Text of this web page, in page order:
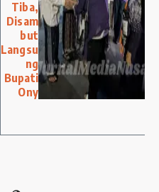
Tiba,
Disam
but
Langsu
ng
Bupati
Ony